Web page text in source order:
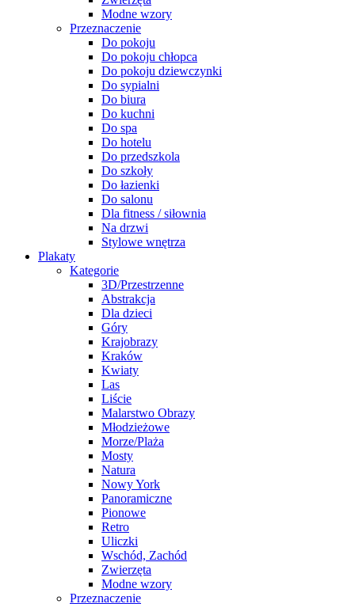
Modne wzory
Przeznaczenie
Do pokoju
Do pokoju chłopca
Do pokoju dziewczynki
Do sypialni
Do biura
Do kuchni
Do spa
Do hotelu
Do przedszkola
Do szkoły
Do łazienki
Do salonu
Dla fitness / siłownia
Na drzwi
Stylowe wnętrza
Plakaty
Kategorie
3D/Przestrzenne
Abstrakcja
Dla dzieci
Góry
Krajobrazy
Kraków
Kwiaty
Las
Liście
Malarstwo Obrazy
Młodzieżowe
Morze/Plaża
Mosty
Natura
Nowy York
Panoramiczne
Pionowe
Retro
Uliczki
Wschód, Zachód
Zwierzęta
Modne wzory
Przeznaczenie